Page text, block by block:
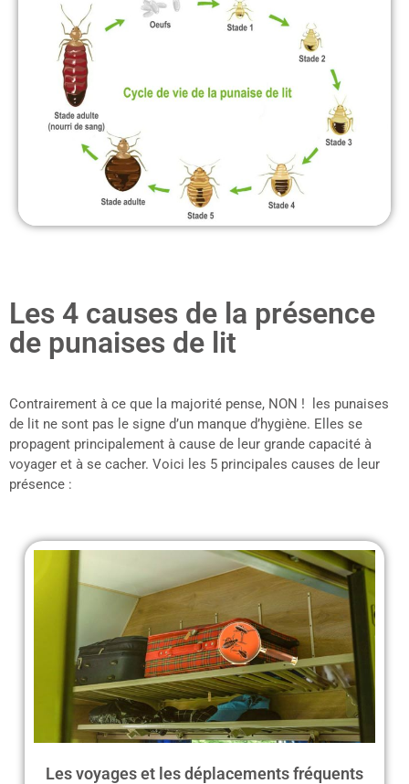
Les 4 causes de la présence
de punaises de lit
Contrairement à ce que la majorité pense, NON ! les punaises
de lit ne sont pas le signe d’un manque d’hygiène. Elles se
propagent principalement à cause de leur grande capacité à
voyager et à se cacher. Voici les 5 principales causes de leur
présence :
Les voyages et les déplacements fréquents